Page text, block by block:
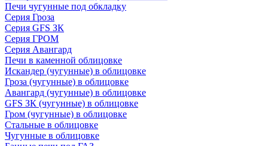
Печи чугунные под обкладку
Серия Гроза
Серия GFS ЗК
Серия ГРОМ
Серия Авангард
Печи в каменной облицовке
Искандер (чугунные) в облицовке
Гроза (чугунные) в облицовке
Авангард (чугунные) в облицовке
GFS ЗК (чугунные) в облицовке
Гром (чугунные) в облицовке
Стальные в облицовке
Чугунные в облицовке